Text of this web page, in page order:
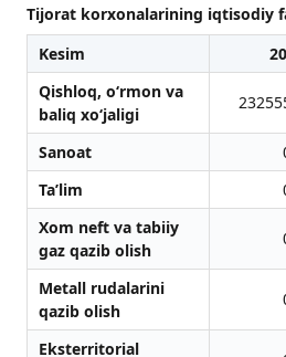
Tijorat korxonalarining iqtisodiy
Kesim
Qishloq, o‘rmon vа
bаliq xo‘jаligi
Sanoat
Ta’lim
Xom neft va tabiiy
gaz qazib olish
Metall rudalarini
qazib olish
Eksterritorial